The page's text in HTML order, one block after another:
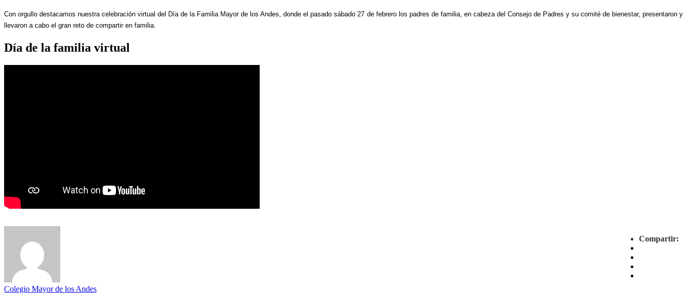
Con orgullo destacamos nuestra celebración virtual del Día de la Familia Mayor de los Andes, donde el pasado sábado 27 de febrero los padres de familia, en cabeza del Consejo de Padres y su comité de bienestar, presentaron y
llevaron a cabo el gran reto de compartir en familia.
Día de la familia virtual
Compartir:
Colegio Mayor de los Andes